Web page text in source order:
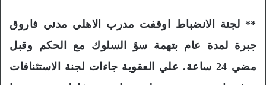
** لجنة الانضباط اوقفت مدرب الاهلي مدني فاروق
جبرة لمدة عام بتهمة سؤ السلوك مع الحكم وقبل
مضي 24 ساعة. علي العقوبة جاءات لجنة الاستئنافات